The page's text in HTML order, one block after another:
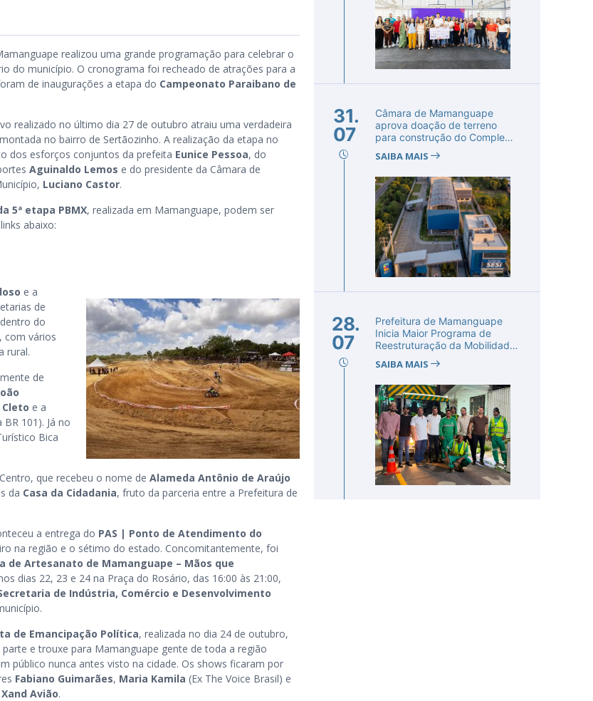
realizou uma grande programação para celebrar o
do município. O cronograma foi recheado de atrações para a
de inaugurações a etapa do Campeonato Paraibano de
realizado no último dia 27 de outubro atraiu uma verdadeira
no bairro de Sertãozinho. A realização da etapa no
dos esforços conjuntos da prefeita Eunice Pessoa, do
Aguinaldo Lemos e do presidente da Câmara de
Luciano Castor.
5ª etapa PBMX, realizada em Mamanguape, podem ser
abaixo:
e a
de
do
, com vários
rural.
de
e a
BR 101). Já no
Bica
que recebeu o nome de Alameda Antônio de Araújo
da Casa da Cidadania, fruto da parceria entre a Prefeitura de
a entrega do PAS | Ponto de Atendimento do
na região e o sétimo do estado. Concomitantemente, foi
de Artesanato de Mamanguape – Mãos que
dias 22, 23 e 24 na Praça do Rosário, das 16:00 às 21:00,
de Indústria, Comércio e Desenvolvimento
de Emancipação Política, realizada no dia 24 de outubro,
e trouxe para Mamanguape gente de toda a região
público nunca antes visto na cidade. Os shows ficaram por
Fabiano Guimarães, Maria Kamila (Ex The Voice Brasil) e
Xand Avião.
31.
07
Câmara de Mamanguape
aprova doação de terreno
para construção do Complexo
SAIBA MAIS
28.
07
Prefeitura de Mamanguape
Inicia Maior Programa de
Reestruturação da Mobilidade
SAIBA MAIS